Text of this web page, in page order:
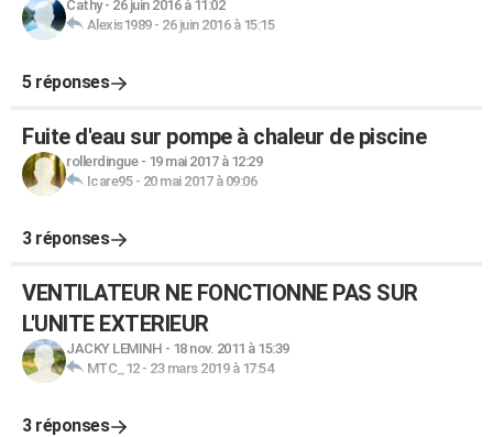
Cathy- 26 juin 2016 à 11:02
Alexis1989- 26 juin 2016 à 15:15
5 réponses
Fuite d'eau sur pompe à chaleur de piscine
rollerdingue- 19 mai 2017 à 12:29
Icare95- 20 mai 2017 à 09:06
3 réponses
VENTILATEUR NE FONCTIONNE PAS SUR
L'UNITE EXTERIEUR
JACKY LEMINH - 18 nov. 2011 à 15:39
MTC_12- 23 mars 2019 à 17:54
3 réponses